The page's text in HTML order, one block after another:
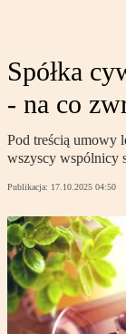
Spółka
- na co
Pod treścią umowy
wszyscy wspólnicy
Publikacja: 17.10.2025 04:50